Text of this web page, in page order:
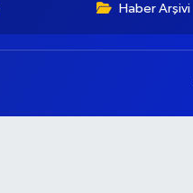
Haber Arşivi